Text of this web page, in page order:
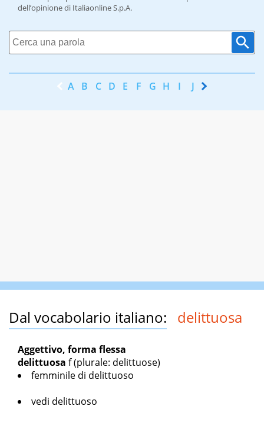
dell’opinione di Italiaonline S.p.A.
A B C D E F G H I J K
Dal vocabolario italiano: delittuosa
Aggettivo, forma flessa
delittuosa f(plurale: delittuose)
femminile di delittuoso
vedi delittuoso